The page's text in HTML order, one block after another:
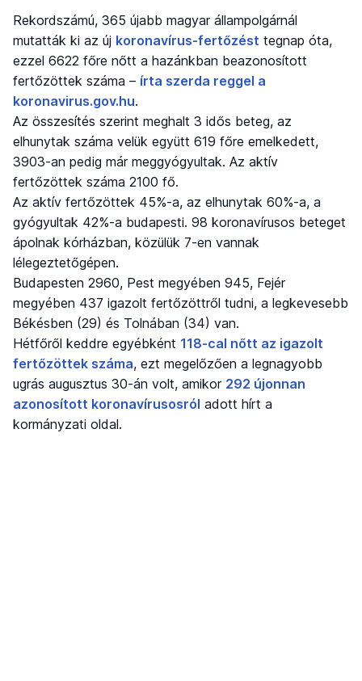
Rekordszámú, 365 újabb magyar állampolgárnál
mutatták ki az új koronavírus-fertőzést tegnap óta,
ezzel 6622 főre nőtt a hazánkban beazonosított
fertőzöttek száma – írta szerda reggel a
koronavirus.gov.hu.
Az összesítés szerint meghalt 3 idős beteg, az
elhunytak száma velük együtt 619 főre emelkedett,
3903-an pedig már meggyógyultak. Az aktív
fertőzöttek száma 2100 fő.
Az aktív fertőzöttek 45%-a, az elhunytak 60%-a, a
gyógyultak 42%-a budapesti. 98 koronavírusos beteget
ápolnak kórházban, közülük 7-en vannak
lélegeztetőgépen.
Budapesten 2960, Pest megyében 945, Fejér
megyében 437 igazolt fertőzöttről tudni, a legkevesebb
Békésben (29) és Tolnában (34) van.
Hétfőről keddre egyébként 118-cal nőtt az igazolt
fertőzöttek száma, ezt megelőzően a legnagyobb
ugrás augusztus 30-án volt, amikor 292 újonnan
azonosított koronavírusosról adott hírt a
kormányzati oldal.